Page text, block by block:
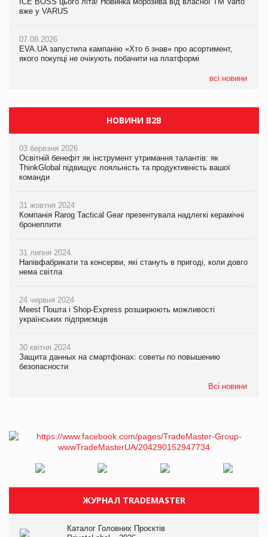
вже у VARUS
07.08.2026
EVA.UA запустила кампанію «Хто б знав» про асортимент,
якого покупці не очікують побачити на платформі
всі новини
вже у VARUS
07.08.2026
EVA.UA запустила кампанію «Хто б знав» про асортимент,
якого покупці не очікують побачити на платформі
НОВИНИ B2B
03 березня 2026
Освітній бенефіт як інструмент утримання талантів: як
ThinkGlobal підвищує лояльність та продуктивність вашої
команди
31 жовтня 2024
Компанія Rarog Tactical Gear презентувала надлегкі керамічні
бронеплити
31 липня 2024
Напівфабрикати та консерви, які стануть в пригоді, коли довго
нема світла
24 червня 2024
Meest Пошта і Shop-Express розширюють можливості
українських підприємців
30 квітня 2024
Защита данных на смартфонах: советы по повышению
безопасности
Всі новини
ЖУРНАЛ TRADEMASTER
Каталог Головних Проєктів